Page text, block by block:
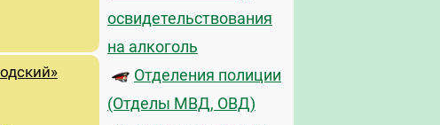
освидетельствования
на алкоголь
Отделения полиции
(Отделы МВД, ОВД)